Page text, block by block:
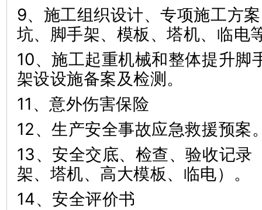
9、施工组织设计、专项施工方
坑、脚手架、模板、塔机、临
10、施工起重机械和整体提升脚
架设设施备案及检测。
11、意外伤害保险
12、生产安全事故应急救援预
13、安全交底、检查、验收记录
架、塔机、高大模板、临电）。
14、安全评价书